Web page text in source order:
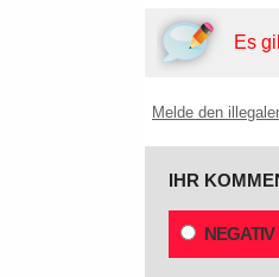
Es
Melde den
IHR
NEGATIV